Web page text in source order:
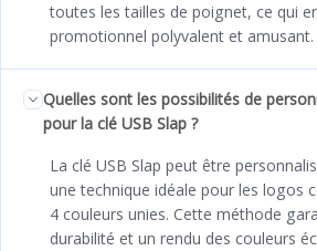
toutes les tailles de poignet, ce qui
promotionnel polyvalent et amusant.
Quelles sont les possibilités de
pour la clé USB Slap ?
La clé USB Slap peut être
une technique idéale pour les logos
4 couleurs unies. Cette méthode
durabilité et un rendu des couleurs